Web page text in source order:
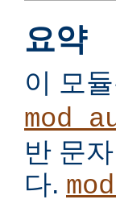
요약
이 모
반 문
다.